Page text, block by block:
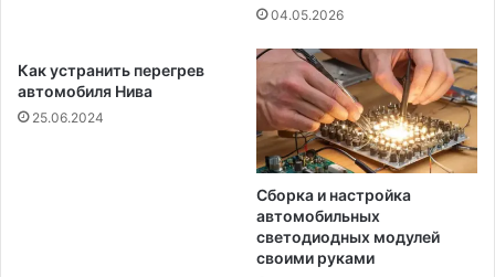
04.05.2026
Как устранить перегрев
автомобиля Нива
25.06.2024
Сборка и настройка
автомобильных
светодиодных модулей
своими руками